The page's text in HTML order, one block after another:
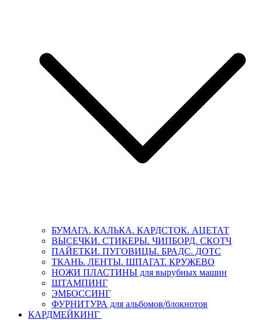
БУМАГА. КАЛЬКА. КАРДСТОК. АЦЕТАТ
ВЫСЕЧКИ. СТИКЕРЫ. ЧИПБОРД. СКОТЧ
ПАЙЕТКИ. ПУГОВИЦЫ. БРАДС. ДОТС
ТКАНЬ. ЛЕНТЫ. ШПАГАТ. КРУЖЕВО
НОЖИ ПЛАСТИНЫ для вырубных машин
ШТАМПИНГ
ЭМБОССИНГ
ФУРНИТУРА для альбомов/блокнотов
КАРДМЕЙКИНГ